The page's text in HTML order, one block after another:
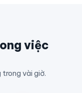
việc
vài giờ.